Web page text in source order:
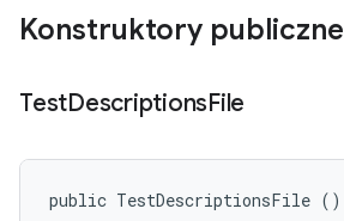
Konstruktory publiczne
TestDescriptionsFile
public TestDescriptionsFile ()